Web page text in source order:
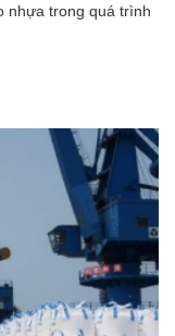
nhựa trong quá trình